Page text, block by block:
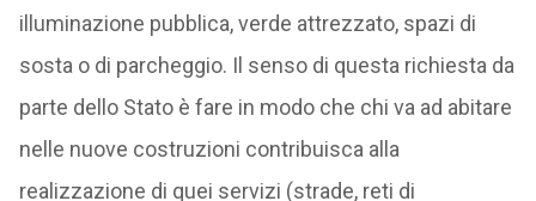
illuminazione pubblica, verde attrezzato, spazi di
sosta o di parcheggio. Il senso di questa richiesta da
parte dello Stato è fare in modo che chi va ad abitare
nelle nuove costruzioni contribuisca alla
realizzazione di quei servizi (strade, reti di